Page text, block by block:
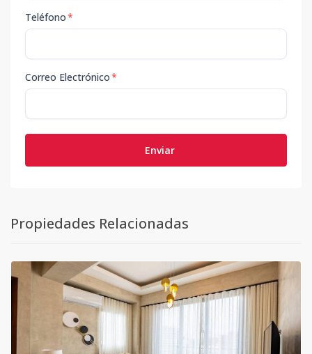
Teléfono*
Correo Electrónico*
Enviar
Propiedades Relacionadas